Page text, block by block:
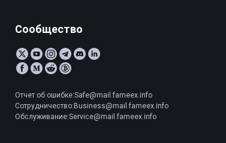
Сообщество
Отчет об ошибке:Safe@mail.fameex.info
Сотрудничество:Business@mail.fameex.info
Обслуживание:Service@mail.fameex.info